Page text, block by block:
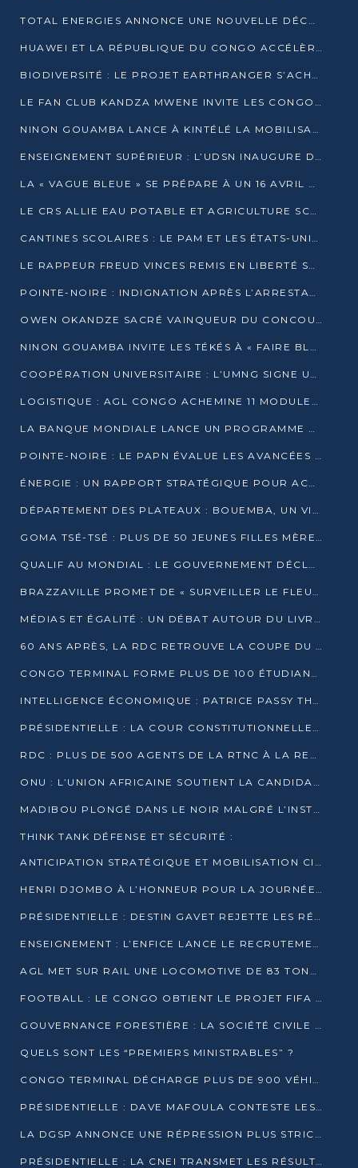
TOTAL ENERGIES ANNONCE UNE NOUVELLE DÉCOUVERTE D’HYDROCARBURES SUR LE PERMIS MOHO AU LARGE DU CONGO
HUAWEI ET LA RÉPUBLIQUE DU CONGO ACCÉLÈRENT LEUR PARTENARIAT
BIODIVERSITÉ : LE PROJET EARTHRANGER S’ACHÈVE, MAIS LES DÉFIS DEMEURENT
LE FAN CLUB KANDZA MWENE INVITE LES CONGOLAIS À UNE FORTE AFFLUENCE AU STADE DE KINTÉLÉ
NINON GOUAMBA LANCE À KINTÉLÉ LA MOBILISATION POUR L’INVESTITURE DR DSN
ENSEIGNEMENT SUPÉRIEUR : L’UDSN INAUGURE DES LABORATOIRES POUR BOOSTER LA FORMATION PRATIQUE
LA « VAGUE BLEUE » SE PRÉPARE À UN 16 AVRIL HISTORIQUE
LE CRS ALLIE EAU POTABLE ET AGRICULTURE SCOLAIRE AU CŒUR DE LA TRANSFORMATION DES ÉCOLES RURALES
CANTINES SCOLAIRES : LE PAM ET LES ÉTATS-UNIS AU CONTACT DES ÉCOLIERS DE KINKALA
LE RAPPEUR FREUD VINCES REMIS EN LIBERTÉ SOUS PRESSION MÉDIATIQUE
POINTE-NOIRE : INDIGNATION APRÈS L’ARRESTATION DU RAPPEUR FREUD VINCES
OWEN OKANDZE SACRÉ VAINQUEUR DU CONCOURS SLAM POUR LA VIE
NINON GOUAMBA INVITE LES TÉKÉS À « FAIRE BLOC » POUR PESER DANS LE DÉBAT NATIONAL
COOPÉRATION UNIVERSITAIRE : L’UMNG SIGNE UN ACCORD STRATÉGIQUE AVEC L’UNIVERSITÉ HAINAN EN CHINE
LOGISTIQUE : AGL CONGO ACHEMINE 11 MODULES GÉANTS JUSQU’À BRAZZAVILLE
LA BANQUE MONDIALE LANCE UN PROGRAMME DE 394 MILLIONS DE DOLLARS POUR LE BASSIN DU CONGO
POINTE-NOIRE : LE PAPN ÉVALUE LES AVANCÉES DU MÔLE EST
ÉNERGIE : UN RAPPORT STRATÉGIQUE POUR ACCÉLÉRER LA TRANSITION AU CONGO
DÉPARTEMENT DES PLATEAUX : BOUEMBA, UN VIVIER ÉCONOMIQUE PRÊT À EXPLOSER
GOMA TSÉ-TSÉ : PLUS DE 50 JEUNES FILLES MÈRES SENSIBILISÉES À LA SANTÉ SEXUELLE
QUALIF AU MONDIAL : LE GOUVERNEMENT DÉCLARE LA JOURNÉE DU 1ER AVRIL 2026 CHÔMÉE ET PAYÉE
BRAZZAVILLE PROMET DE « SURVEILLER LE FLEUVE » APRÈS LA QUALIFICATION DE LA RDC AU MONDIAL
MÉDIAS ET ÉGALITÉ : UN DÉBAT AUTOUR DU LIVRE « CES FEMMES QUI REPRENNENT LE POUVOIR SUR LEUR VIE »
60 ANS APRÈS, LA RDC RETROUVE LA COUPE DU MONDE
CONGO TERMINAL FORME PLUS DE 100 ÉTUDIANTS AUX TECHNIQUES D’EMBAUCHE
INTELLIGENCE ÉCONOMIQUE : PATRICE PASSY THÉORISE UNE STRATÉGIE ADAPTÉE AUX CONTEXTES FRAGMENTÉS
PRÉSIDENTIELLE : LA COUR CONSTITUTIONNELLE CONFIRME LA VICTOIRE DE SASSOU NGUESSO AVEC 94,90 % DES SUFFRAGES
RDC : PLUS DE 500 AGENTS DE LA RTNC À LA RETRAITE, UNE PAGE SE TOURNE
ONU : L’UNION AFRICAINE SOUTIENT LA CANDIDATURE DE MACKY SALL
MADIBOU PLONGÉ DANS LE NOIR MALGRÉ L’INSTALLATION D’UN NOUVEAU TRANSFORMATEUR
THINK TANK DÉFENSE ET SÉCURITÉ :
ANTICIPATION STRATÉGIQUE ET MOBILISATION CITOYENNE POUR NOTRE SOUVERAINETÉ NATIONALE
HENRI DJOMBO À L’HONNEUR POUR LA JOURNÉE MONDIALE DU THÉÂTRE
PRÉSIDENTIELLE : DESTIN GAVET REJETTE LES RÉSULTATS ET APPELLE À UN DIALOGUE NATIONAL
ENSEIGNEMENT : L’ENFICE LANCE LE RECRUTEMENT DE SA PREMIÈRE PROMOTION DE PROFESSEURS DES ÉCOLES
AGL MET SUR RAIL UNE LOCOMOTIVE DE 83 TONNES À POINTE-NOIRE
FOOTBALL : LE CONGO OBTIENT LE PROJET FIFA ARENA POUR SES 15 DÉPARTEMENTS
GOUVERNANCE FORESTIÈRE : LA SOCIÉTÉ CIVILE CONGOLAISE AFFICHE SES PRIORITÉS POUR 2026
QUELS SONT LES “PREMIERS MINISTRABLES” ?
CONGO TERMINAL DÉCHARGE PLUS DE 900 VÉHICULES EN QUELQUES HEURES
PRÉSIDENTIELLE : DAVE MAFOULA CONTESTE LES RÉSULTATS PROVISOIRES
LA DGSP ANNONCE UNE RÉPRESSION PLUS STRICTE CONTRE LES MOTO-TAXIS
PRÉSIDENTIELLE : LA CNEI TRANSMET LES RÉSULTATS PROVISOIRES À LA COUR CONSTITUTIONNELLE